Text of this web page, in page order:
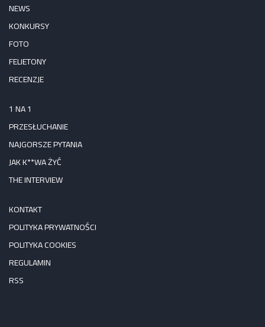
NEWS
KONKURSY
FOTO
FELIETONY
RECENZJE
1 NA 1
PRZESŁUCHANIE
NAJGORSZE PYTANIA
JAK K**WA ŻYĆ
THE INTERVIEW
KONTAKT
POLITYKA PRYWATNOŚCI
POLITYKA COOKIES
REGULAMIN
RSS